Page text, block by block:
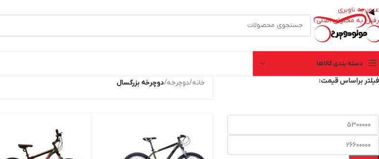
عبور به ناوبری
رفتن به محتوای اصلی
دسته بندی کالاها
فیلتر براساس قیمت:
خانه/دوچرخه/دوچرخه بزرگسال